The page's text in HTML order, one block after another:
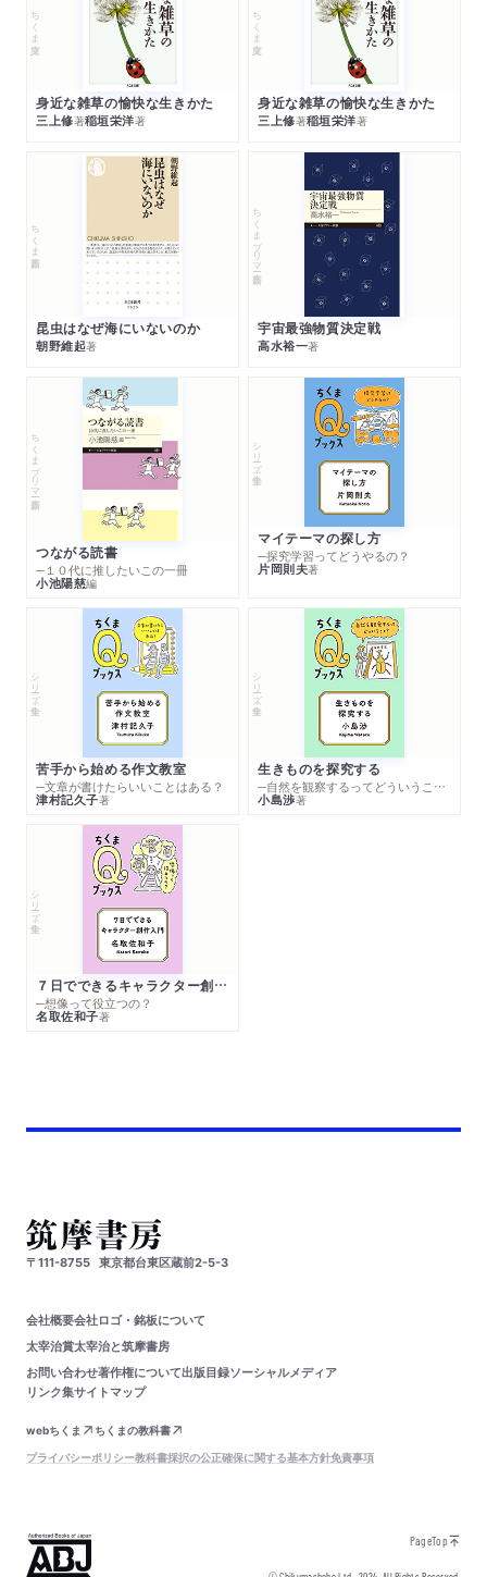
ちくま文庫
身近な雑草の愉快な生きかた
三上修著稲垣栄洋著
ちくま文庫
身近な雑草の愉快な生きかた
三上修著稲垣栄洋著
ちくま新書
昆虫はなぜ海にいないのか
朝野維起著
ちくまプリマー新書
宇宙最強物質決定戦
高水裕一著
ちくまプリマー新書
つながる読書
─１０代に推したいこの一冊
小池陽慈編
シリーズ・全集
マイテーマの探し方
─探究学習ってどうやるの？
片岡則夫著
シリーズ・全集
苦手から始める作文教室
─文章が書けたらいいことはある？
津村記久子著
シリーズ・全集
生きものを探究する
─自然を観察するってどういうこと？
小島渉著
シリーズ・全集
７日でできるキャラクター創作入門
─想像って役立つの？
名取佐和子著
〒111-8755 東京都台東区蔵前2-5-3
会社概要会社ロゴ・銘板について
太宰治賞太宰治と筑摩書房
お問い合わせ著作権について出版目録ソーシャルメディア
リンク集サイトマップ
webちくま
ちくまの教科書
プライバシーポリシー教科書採択の公正確保に関する基本方針免責事項
PageTop